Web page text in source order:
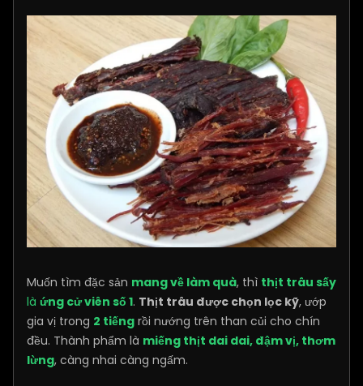
Muốn tìm đặc sản mang về làm quà, thì thịt trâu sấy
là ứng cử viên số 1. Thịt trâu được chọn lọc kỹ, ướp
gia vị trong 2 tiếng rồi nướng trên than củi cho chín
đều. Thành phẩm là miếng thịt dai dai, đậm vị, thơm
lừng, càng nhai càng ngấm.